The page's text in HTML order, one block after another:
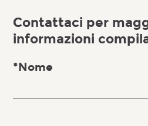
Contattaci per
informazioni
*Nome